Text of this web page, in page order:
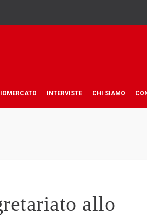
INTERVISTE CHI SIAMO
allo